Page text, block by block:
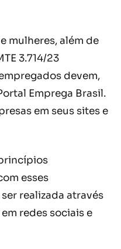
mulheres, além de
3.714/23
devem,
Emprega Brasil.
em seus sites e
esses
realizada através
redes sociais e